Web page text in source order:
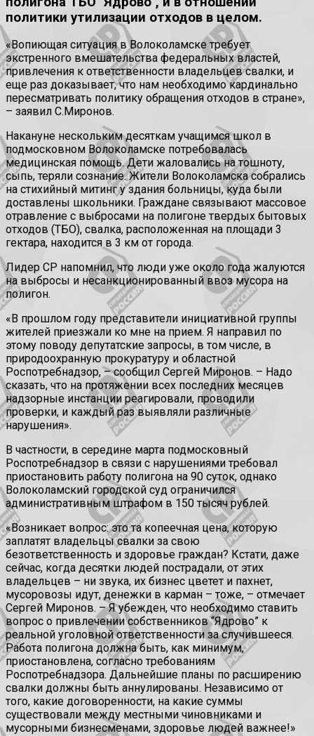
политики утилизации отходов в целом.
«Вопиющая ситуация в Волоколамске требует
экстренного вмешательства федеральных властей,
привлечения к ответственности владельцев свалки, и
еще раз доказывает, что нам необходимо кардинально
пересматривать политику обращения отходов в стране»,
– заявил С.Миронов.
Накануне нескольким десяткам учащимся школ в
подмосковном Волоколамске потребовалась
медицинская помощь. Дети жаловались на тошноту,
сыпь, теряли сознание. Жители Волоколамска собрались
на стихийный митинг у здания больницы, куда были
доставлены школьники. Граждане связывают массовое
отравление с выбросами на полигоне твердых бытовых
отходов (ТБО), свалка, расположенная на площади 3
гектара, находится в 3 км от города.
Лидер СР напомнил, что люди уже около года жалуются
на выбросы и несанкционированный ввоз мусора на
полигон.
«В прошлом году представители инициативной группы
жителей приезжали ко мне на прием. Я направил по
этому поводу депутатские запросы, в том числе, в
природоохранную прокуратуру и областной
Роспотребнадзор, – сообщил Сергей Миронов. – Надо
сказать, что на протяжении всех последних месяцев
надзорные инстанции реагировали, проводили
проверки, и каждый раз выявляли различные
нарушения».
В частности, в середине марта подмосковный
Роспотребнадзор в связи с нарушениями требовал
приостановить работу полигона на 90 суток, однако
Волоколамский городской суд ограничился
административным штрафом в 150 тысяч рублей.
«Возникает вопрос: это та копеечная цена, которую
заплатят владельцы свалки за свою
безответственность и здоровье граждан? Кстати, даже
сейчас, когда десятки людей пострадали, от этих
владельцев – ни звука, их бизнес цветет и пахнет,
мусоровозы идут, денежки в карман – тоже, – отмечает
Сергей Миронов. – Я убежден, что необходимо ставить
вопрос о привлечении собственников “Ядрово” к
реальной уголовной ответственности за случившееся.
Работа полигона должна быть, как минимум,
приостановлена, согласно требованиям
Роспотребнадзора. Дальнейшие планы по расширению
свалки должны быть аннулированы. Независимо от
того, какие договоренности, на какие суммы
существовали между местными чиновниками и
мусорными бизнесменами, здоровье людей важнее!»